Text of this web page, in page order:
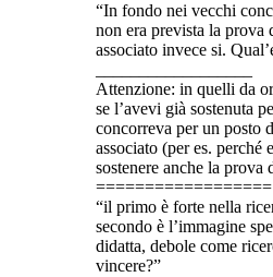
“In fondo nei vecchi
non era prevista la prova
associato invece si.
Attenzione: in quelli da
se l’avevi già sostenuta
concorreva per un posto
associato (per es. perché
sostenere anche la prova
==================
“il primo è forte nella
secondo è l’immagine
didatta, debole come
vincere?”